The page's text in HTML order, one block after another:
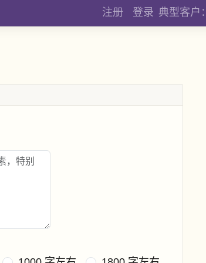
注册 登录 典型客户：